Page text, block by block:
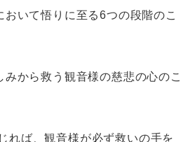
おいて悟りに至る6つの段階のこ
みから救う観音様の慈悲の心のこ
れば、観音様が必ず救いの手を